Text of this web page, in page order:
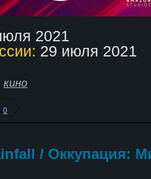
2021
29 июля 2021
кино
0
/ Оккупация: